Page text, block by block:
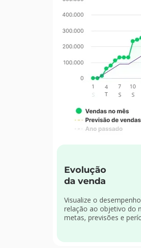
Evolução
da venda
Visualize o
relação ao objetivo do
metas, previsões e